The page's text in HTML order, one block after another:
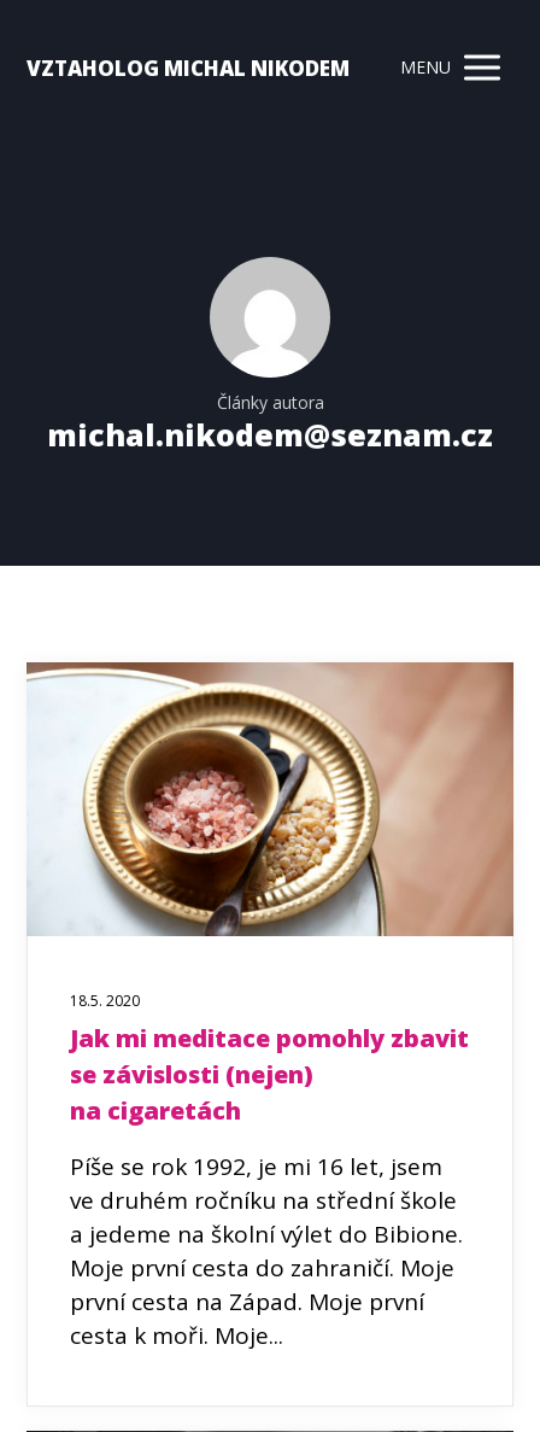
VZTAHOLOG MICHAL NIKODEM MENU
Články autora
michal.nikodem@seznam.cz
18.5. 2020
Jak mi meditace pomohly zbavit
se závislosti (nejen)
na cigaretách
Píše se rok 1992, je mi 16 let, jsem
ve druhém ročníku na střední škole
a jedeme na školní výlet do Bibione.
Moje první cesta do zahraničí. Moje
první cesta na Západ. Moje první
cesta k moři. Moje...